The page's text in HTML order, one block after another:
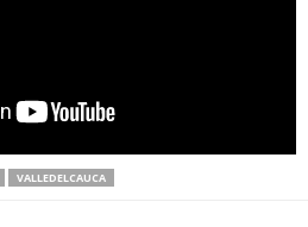
VALLEDELCAUCA